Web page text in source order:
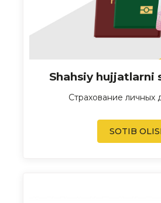
Shahsiy hujjatlarni
Страхование личных
SOTIB